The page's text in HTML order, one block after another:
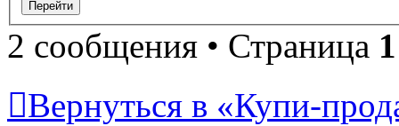
2 сообщения • Страница 1
Вернуться в «Купи-